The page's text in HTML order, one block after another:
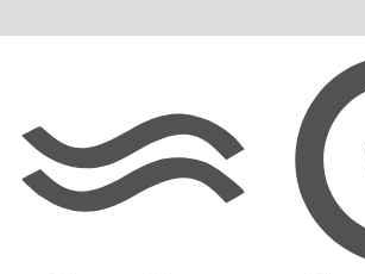
Tipo C7. Soggiorno con angolo cottura e
camera matrimoniale, camera tripla (letto
singolo), 1 bagno con box doccia, 1 bagno
balcone coperto e attrezzato con mobili
Situato al 1. Piano. Max 7 pax.